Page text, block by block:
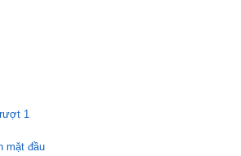
1
mặt đầu